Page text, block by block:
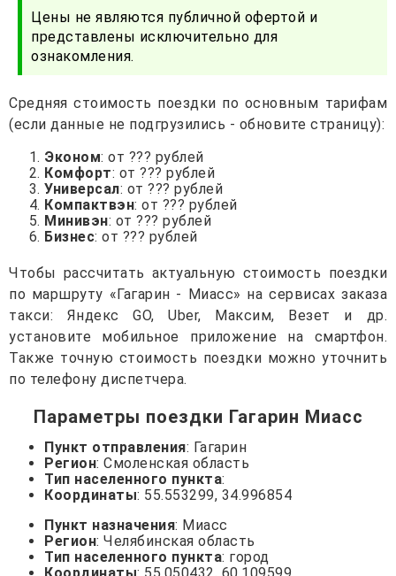
Цены не являются публичной офертой и
представлены исключительно для
ознакомления.
Средняя стоимость поездки по основным тарифам
(если данные не подгрузились - обновите страницу):
Эконом: от ??? рублей
Комфорт: от ??? рублей
Универсал: от ??? рублей
Компактвэн: от ??? рублей
Минивэн: от ??? рублей
Бизнес: от ??? рублей
Чтобы рассчитать актуальную стоимость поездки
по маршруту «Гагарин - Миасс» на сервисах заказа
такси: Яндекс GO, Uber, Максим, Везет и др.
установите мобильное приложение на смартфон.
Также точную стоимость поездки можно уточнить
по телефону диспетчера.
Параметры поездки Гагарин Миасс
Пункт отправления: Гагарин
Регион: Смоленская область
Тип населенного пункта:
Координаты: 55.553299, 34.996854
Пункт назначения: Миасс
Регион: Челябинская область
Тип населенного пункта: город